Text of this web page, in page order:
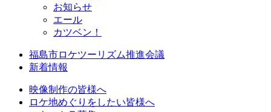
お知らせ
エール
カツベン！
福島市ロケツーリズム推進会議
新着情報
映像制作の皆様へ
ロケ地めぐりをしたい皆様へ